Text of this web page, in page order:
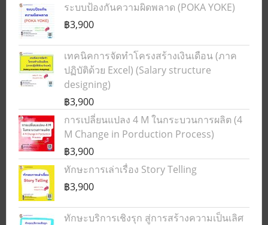
ระบบป้องกันความผิดพลาด (POKA YOKE)
฿3,900
เทคนิคการจัดทำโครงสร้างเงินเดือน (ภาค
ปฏิบัติด้วย Excel) (Salary structure
designing)
฿3,900
การเปลี่ยนแปลง 4 M ในกระบวนการผลิต (4
M Change in Porduction Process)
฿3,900
ทักษะการเล่าเรื่อง Story Telling
฿3,900
ทักษะบริการเชิงรุก สู่การสร้างความเป็นเลิศ